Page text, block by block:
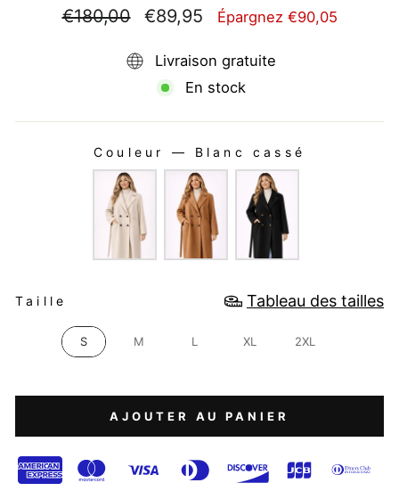
Prix
régulier
€180,00
Prix
réduit
€89,95 Épargnez €90,05
Livraison gratuite
En stock
Couleur — Blanc cassé
COULEUR
Taille Tableau des tailles
S M L XL 2XL
AJOUTER AU PANIER